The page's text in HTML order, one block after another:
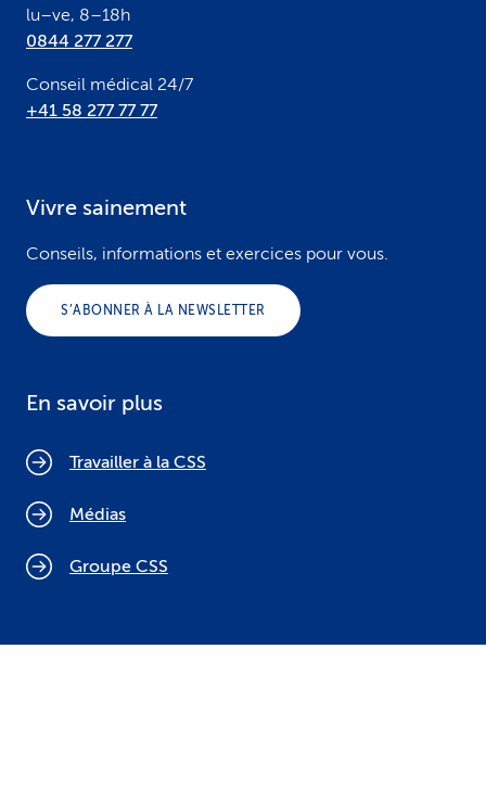
lu–ve, 8–18h
0844 277 277
Conseil médical 24/7
+41 58 277 77 77
Vivre sainement
Conseils, informations et exercices pour vous.
S’ABONNER À LA NEWSLETTER
En savoir plus
Travailler à la CSS
Médias
Groupe CSS